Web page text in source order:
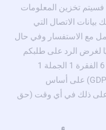
فسيتم تخزين المعلومات
بيانات الاتصال التي
مع الاستفسار وفي حال
لغرض الرد على طلبكم
ومعالجته. وتتم معالجة البيانات هنا وفقًا للمادة 6 الفقرة 1 الجملة 1
الحرف a من اللائحة العامة لحماية البيانات (GDPR) على أساس
على ذلك في أي وقت (حق